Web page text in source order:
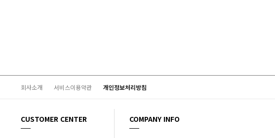
회사소개 서비스이용약관 개인정보처리방침
CUSTOMER CENTER COMPANY INFO